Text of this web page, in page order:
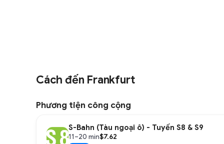
Cách đến Frankfurt
Phương tiện công cộng
S-Bahn (Tàu ngoại ô) - Tuyến S8 & S9
11–20 min$7.62